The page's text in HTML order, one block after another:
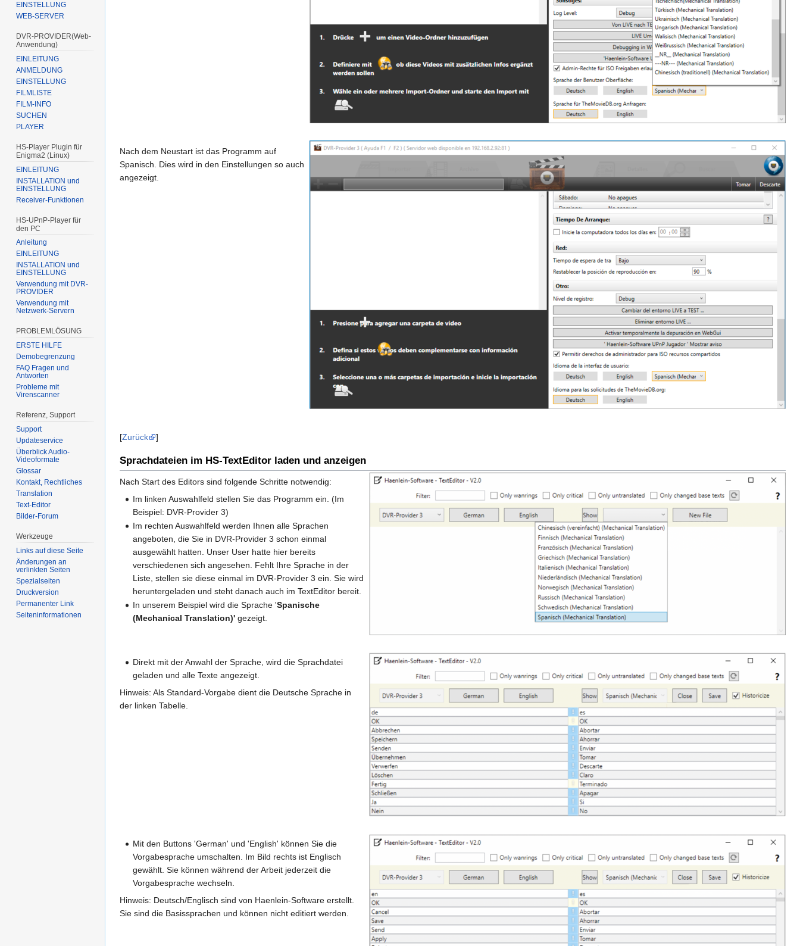
Nach dem Neustart ist das Programm auf
Spanisch. Dies wird in den Einstellungen so auch
angezeigt.
[Zurück ]
Sprachdateien im HS-TextEditor laden und anzeigen
Nach Start des Editors sind folgende Schritte notwendig:
Im linken Auswahlfeld stellen Sie das Programm ein. (Im
Beispiel: DVR-Provider 3)
Im rechten Auswahlfeld werden Ihnen alle Sprachen
angeboten, die Sie in DVR-Provider 3 schon einmal
ausgewählt hatten. Unser User hatte hier bereits
verschiedenen sich angesehen. Fehlt Ihre Sprache in der
Liste, stellen sie diese einmal im DVR-Provider 3 ein. Sie wird
heruntergeladen und steht danach auch im TextEditor bereit.
In unserem Beispiel wird die Sprache 'Spanische
(Mechanical Translation)' gezeigt.
Direkt mit der Anwahl der Sprache, wird die Sprachdatei
geladen und alle Texte angezeigt.
Hinweis: Als Standard-Vorgabe dient die Deutsche Sprache in
der linken Tabelle.
Mit den Buttons 'German' und 'English' können Sie die
Vorgabesprache umschalten. Im Bild rechts ist Englisch
gewählt. Sie können während der Arbeit jederzeit die
Vorgabesprache wechseln.
Hinweis: Deutsch/Englisch sind von Haenlein-Software erstellt.
Sie sind die Basissprachen und können nicht editiert werden.
EINSTELLUNG
WEB-SERVER
DVR-PROVIDER(Web-
Anwendung)
EINLEITUNG
ANMELDUNG
EINSTELLUNG
FILMLISTE
FILM-INFO
SUCHEN
PLAYER
HS-Player Plugin für
Enigma2 (Linux)
EINLEITUNG
INSTALLATION und
EINSTELLUNG
Receiver-Funktionen
HS-UPnP-Player für
den PC
Anleitung
EINLEITUNG
INSTALLATION und
EINSTELLUNG
Verwendung mit DVR-
PROVIDER
Verwendung mit
Netzwerk-Servern
PROBLEMLÖSUNG
ERSTE HILFE
Demobegrenzung
FAQ Fragen und
Antworten
Probleme mit
Virenscanner
Referenz, Support
Support
Updateservice
Überblick Audio-
Videoformate
Glossar
Kontakt, Rechtliches
Translation
Text-Editor
Bilder-Forum
Werkzeuge
Links auf diese Seite
Änderungen an
verlinkten Seiten
Spezialseiten
Druckversion
Permanenter Link
Seiten­informationen